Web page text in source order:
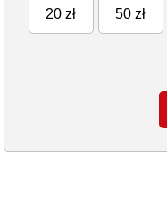
20 zł 50 zł